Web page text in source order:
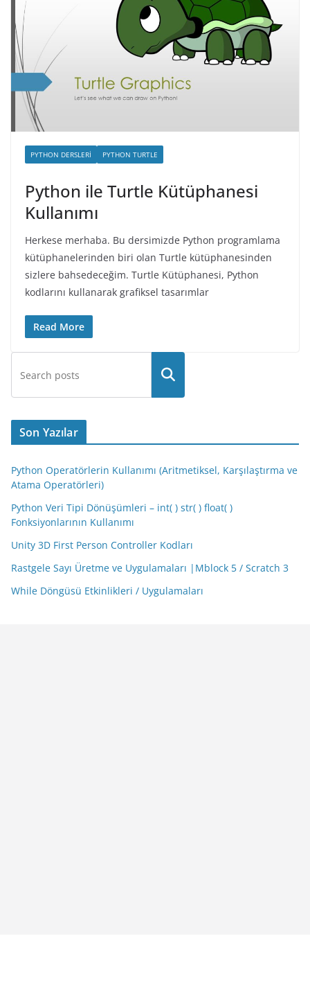
PYTHON DERSLERI PYTHON TURTLE
Python ile Turtle Kütüphanesi
Kullanımı
Herkese merhaba. Bu dersimizde Python programlama
kütüphanelerinden biri olan Turtle kütüphanesinden
sizlere bahsedeceğim. Turtle Kütüphanesi, Python
kodlarını kullanarak grafiksel tasarımlar
Read More
Son Yazılar
Python Operatörlerin Kullanımı (Aritmetiksel, Karşılaştırma ve
Atama Operatörleri)
Python Veri Tipi Dönüşümleri – int( ) str( ) float( )
Fonksiyonlarının Kullanımı
Unity 3D First Person Controller Kodları
Rastgele Sayı Üretme ve Uygulamaları |Mblock 5 / Scratch 3
While Döngüsü Etkinlikleri / Uygulamaları